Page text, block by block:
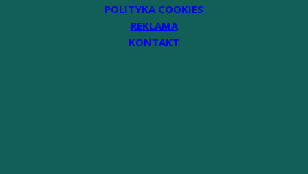
POLITYKA COOKIES
REKLAMA
KONTAKT